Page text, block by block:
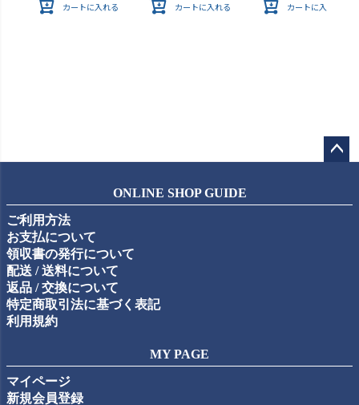
カートに入れる カートに入れる カートに入れる
ップ
ONLINE SHOP GUIDE
ご利用方法
お支払について
領収書の発行について
配送 / 送料について
返品 / 交換について
特定商取引法に基づく表記
利用規約
MY PAGE
マイページ
新規会員登録